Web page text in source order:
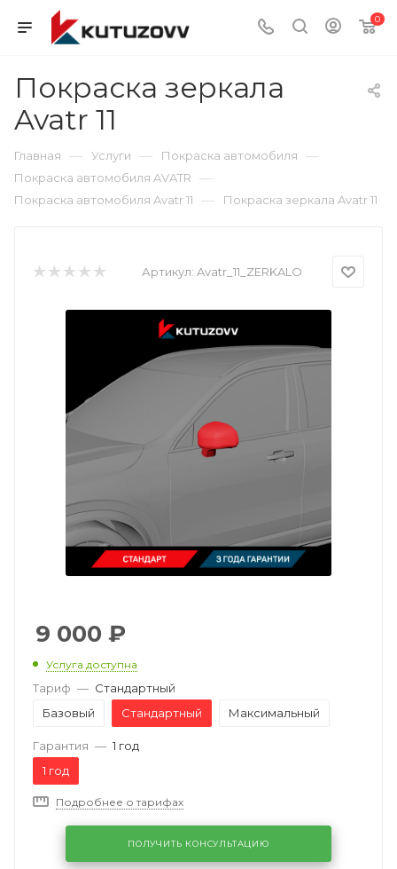
0
Покраска зеркала
Avatr 11
Главная — Услуги — Покраска автомобиля —
Покраска автомобиля AVATR —
Покраска автомобиля Avatr 11 — Покраска зеркала Avatr 11
Артикул: Avatr_11_ZERKALO
9 000 ₽
Услуга доступна
Тариф — Стандартный
Базовый
Стандартный Максимальный
Гарантия — 1 год
1 год
Подробнее о тарифах
ПОЛУЧИТЬ КОНСУЛЬТАЦИЮ